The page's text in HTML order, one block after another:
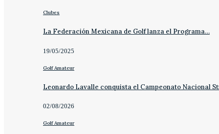
Clubes
La Federación Mexicana de Golf lanza el Programa…
19/05/2025
Golf Amateur
Leonardo Lavalle conquista el Campeonato Nacional
02/08/2026
Golf Amateur